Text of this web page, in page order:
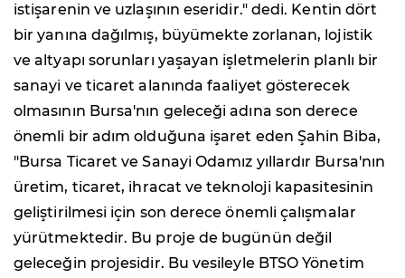
istişarenin ve uzlaşının eseridir." dedi. Kentin dört
bir yanına dağılmış, büyümekte zorlanan, lojistik
ve altyapı sorunları yaşayan işletmelerin planlı bir
sanayi ve ticaret alanında faaliyet gösterecek
olmasının Bursa'nın geleceği adına son derece
önemli bir adım olduğuna işaret eden Şahin Biba,
"Bursa Ticaret ve Sanayi Odamız yıllardır Bursa'nın
üretim, ticaret, ihracat ve teknoloji kapasitesinin
geliştirilmesi için son derece önemli çalışmalar
yürütmektedir. Bu proje de bugünün değil
geleceğin projesidir. Bu vesileyle BTSO Yönetim